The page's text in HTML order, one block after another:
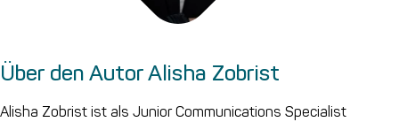
Über den Autor Alisha Zobrist
Alisha Zobrist ist als Junior Communications Specialist